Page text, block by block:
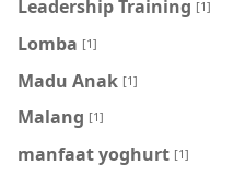
Leadership Training [1]
Lomba [1]
Madu Anak [1]
Malang [1]
manfaat yoghurt [1]